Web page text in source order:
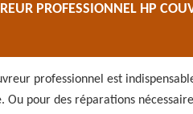
PROFESSIONNEL HP
professionnel est
Ou pour des réparations